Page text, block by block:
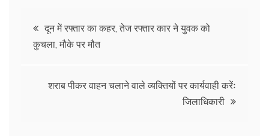
b
o
k
A
Post
navigation
दून में रफ्तार का कहर, तेज रफ्तार कार ने युवक को
कुचला, मौके पर मौत
शराब पीकर वाहन चलाने वाले व्यक्तियों पर कार्यवाही करेंः
जिलाधिकारी